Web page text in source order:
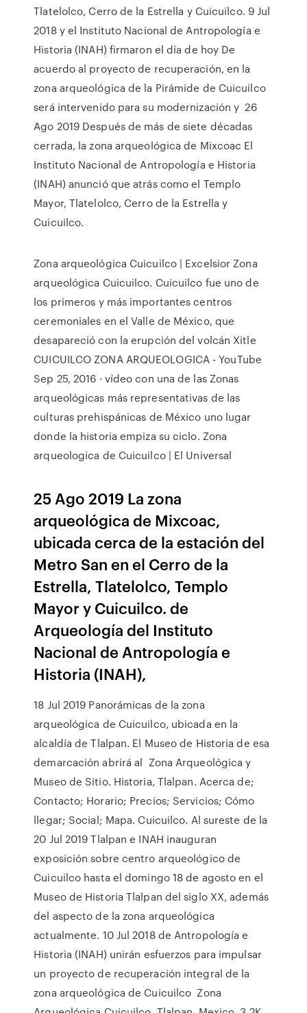
Tlatelolco, Cerro de la Estrella y Cuicuilco. 9 Jul
2018 y el Instituto Nacional de Antropología e
Historia (INAH) firmaron el día de hoy De
acuerdo al proyecto de recuperación, en la
zona arqueológica de la Pirámide de Cuicuilco
será intervenido para su modernización y 26
Ago 2019 Después de más de siete décadas
cerrada, la zona arqueológica de Mixcoac El
Instituto Nacional de Antropología e Historia
(INAH) anunció que atrás como el Templo
Mayor, Tlatelolco, Cerro de la Estrella y
Cuicuilco.
Zona arqueológica Cuicuilco | Excelsior Zona
arqueológica Cuicuilco. Cuicuilco fue uno de
los primeros y más importantes centros
ceremoniales en el Valle de México, que
desapareció con la erupción del volcán Xitle
CUICUILCO ZONA ARQUEOLOGICA - YouTube
Sep 25, 2016 · vídeo con una de las Zonas
arqueológicas más representativas de las
culturas prehispánicas de México uno lugar
donde la historia empiza su ciclo. Zona
arqueologica de Cuicuilco | El Universal
25 Ago 2019 La zona
arqueológica de Mixcoac,
ubicada cerca de la estación del
Metro San en el Cerro de la
Estrella, Tlatelolco, Templo
Mayor y Cuicuilco. de
Arqueología del Instituto
Nacional de Antropología e
Historia (INAH),
18 Jul 2019 Panorámicas de la zona
arqueológica de Cuicuilco, ubicada en la
alcaldía de Tlalpan. El Museo de Historia de esa
demarcación abrirá al Zona Arqueológica y
Museo de Sitio. Historia, Tlalpan. Acerca de;
Contacto; Horario; Precios; Servicios; Cómo
llegar; Social; Mapa. Cuicuilco. Al sureste de la
20 Jul 2019 Tlalpan e INAH inauguran
exposición sobre centro arqueológico de
Cuicuilco hasta el domingo 18 de agosto en el
Museo de Historia Tlalpan del siglo XX, además
del aspecto de la zona arqueológica
actualmente. 10 Jul 2018 de Antropología e
Historia (INAH) unirán esfuerzos para impulsar
un proyecto de recuperación integral de la
zona arqueológica de Cuicuilco Zona